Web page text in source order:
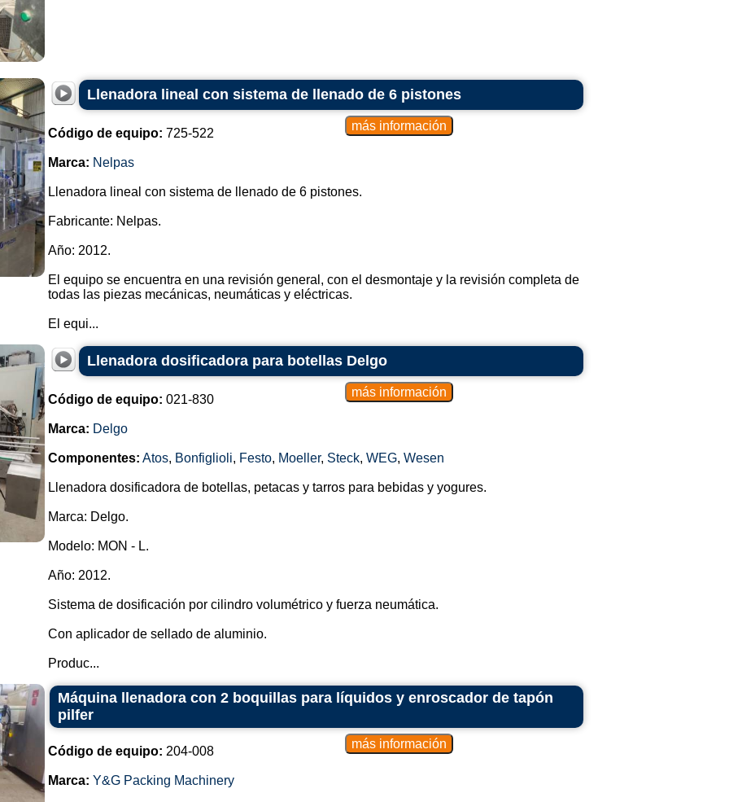
Llenadora lineal con sistema de llenado de 6 pistones
Código de equipo: 725-522
Marca: Nelpas
Llenadora lineal con sistema de llenado de 6 pistones.
Fabricante: Nelpas.
Año: 2012.
El equipo se encuentra en una revisión general, con el desmontaje y la revisión completa de
todas las piezas mecánicas, neumáticas y eléctricas.
El equi...
Llenadora dosificadora para botellas Delgo
Código de equipo: 021-830
Marca: Delgo
Componentes: Atos, Bonfiglioli, Festo, Moeller, Steck, WEG, Wesen
Llenadora dosificadora de botellas, petacas y tarros para bebidas y yogures.
Marca: Delgo.
Modelo: MON - L.
Año: 2012.
Sistema de dosificación por cilindro volumétrico y fuerza neumática.
Con aplicador de sellado de aluminio.
Produc...
Máquina llenadora con 2 boquillas para líquidos y enroscador de tapón
pilfer
Código de equipo: 204-008
Marca: Y&G Packing Machinery